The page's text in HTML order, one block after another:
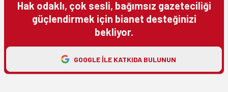
Hak odaklı, çok sesli, bağımsız gazeteciliği
güçlendirmek için bianet desteğinizi
bekliyor.
GOOGLE ILE KATKIDA BULUNUN